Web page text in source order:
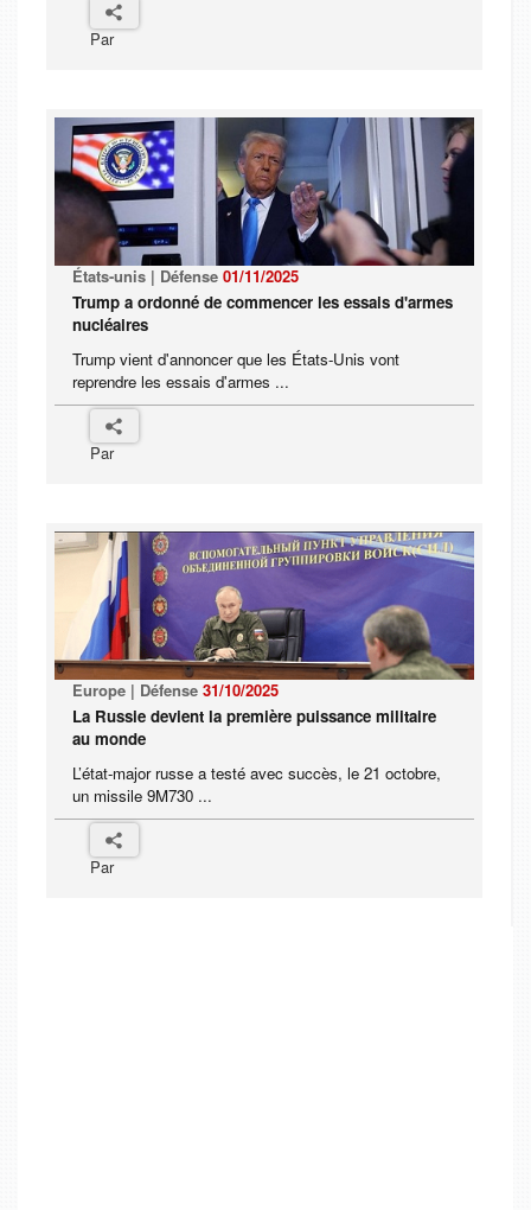
Par
États-unis | Défense 01/11/2025
Trump a ordonné de commencer les essais d'armes
nucléaires
Trump vient d'annoncer que les États-Unis vont
reprendre les essais d'armes ...
Par
Europe | Défense 31/10/2025
La Russie devient la première puissance militaire
au monde
L’état-major russe a testé avec succès, le 21 octobre,
un missile 9M730 ...
Par